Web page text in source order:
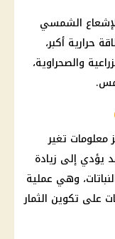
الشمسي
حرارية أكبر،
والصحراوية،
تغير
يؤدي إلى زيادة
وهي عملية
على تكوين الثمار